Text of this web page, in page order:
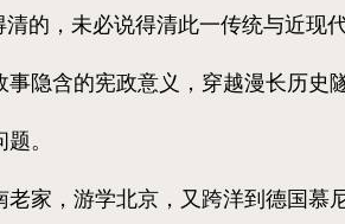
，未必说得清此一传统与近现
隐含的宪政意义，穿越漫长历史
。
，游学北京，又跨洋到德国慕